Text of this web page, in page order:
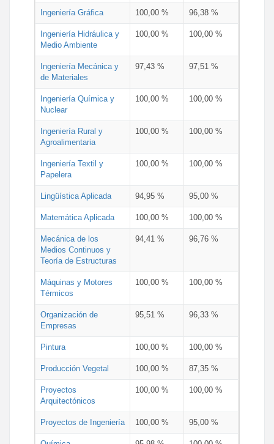
Ingeniería Gráfica 100,00 % 96,38 %
Ingeniería Hidráulica y
Medio Ambiente
100,00 % 100,00 %
Ingeniería Mecánica y
de Materiales
97,43 % 97,51 %
Ingeniería Química y
Nuclear
100,00 % 100,00 %
Ingeniería Rural y
Agroalimentaria
100,00 % 100,00 %
Ingeniería Textil y
Papelera
100,00 % 100,00 %
Lingüística Aplicada 94,95 % 95,00 %
Matemática Aplicada 100,00 % 100,00 %
Mecánica de los
Medios Continuos y
Teoría de Estructuras
94,41 % 96,76 %
Máquinas y Motores
Térmicos
100,00 % 100,00 %
Organización de
Empresas
95,51 % 96,33 %
Pintura 100,00 % 100,00 %
Producción Vegetal 100,00 % 87,35 %
Proyectos
Arquitectónicos
100,00 % 100,00 %
Proyectos de Ingeniería 100,00 % 95,00 %